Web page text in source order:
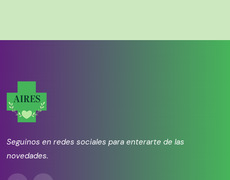
Seguinos en redes sociales para enterarte de las
novedades.